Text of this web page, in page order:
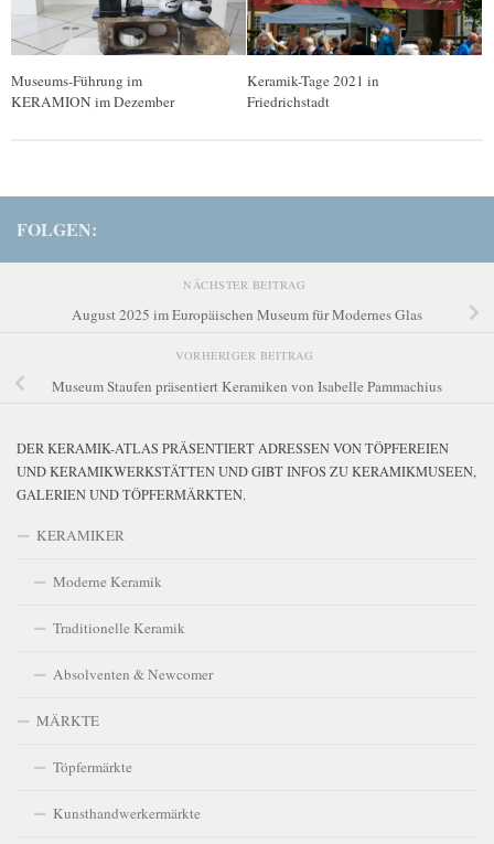
Museums-Führung im
KERAMION im Dezember
Keramik-Tage 2021 in
Friedrichstadt
FOLGEN:
NÄCHSTER BEITRAG
August 2025 im Europäischen Museum für Modernes Glas
VORHERIGER BEITRAG
Museum Staufen präsentiert Keramiken von Isabelle Pammachius
DER KERAMIK-ATLAS PRÄSENTIERT ADRESSEN VON TÖPFEREIEN
UND KERAMIKWERKSTÄTTEN UND GIBT INFOS ZU KERAMIKMUSEEN,
GALERIEN UND TÖPFERMÄRKTEN.
KERAMIKER
Moderne Keramik
Traditionelle Keramik
Absolventen & Newcomer
MÄRKTE
Töpfermärkte
Kunsthandwerkermärkte